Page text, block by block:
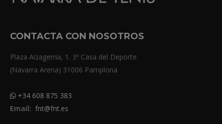
CONTACTA CON NOSOTROS
Plaza Aizagerria, 1. 3º Casa del Deporte
(Navarra Arena) 31006 Pamplona
+34 608 875 383
Email: fnt@fnt.es